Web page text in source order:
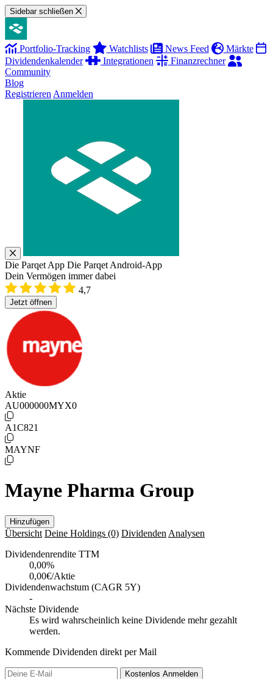
Sidebar schließen
Portfolio-Tracking Watchlists News Feed
Märkte
Dividendenkalender
Integrationen
Finanzrechner
Community
Blog
Registrieren Anmelden
Die Parqet App Die Parqet Android-App
Dein Vermögen immer dabei
4,7
Jetzt öffnen
Aktie
AU000000MYX0
A1C821
MAYNF
Mayne Pharma Group
Hinzufügen
Übersicht Deine Holdings (0) Dividenden Analysen
Dividendenrendite TTM
0,00%
0,00€/Aktie
Dividendenwachstum (CAGR 5Y)
-
Nächste Dividende
Es wird wahrscheinlich keine Dividende mehr gezahlt
werden.
Kommende Dividenden direkt per Mail
Kostenlos Anmelden